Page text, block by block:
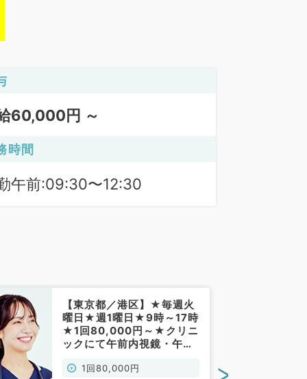
60,000円 ～
時間
午前:09:30〜12:30
【東京都／港区】★毎週火
曜日★週1曜日★9時～17時
★1回80,000円～★クリニ
ックにて午前内視鏡・午後
事です！(消化器内科／非常
1回80,000円